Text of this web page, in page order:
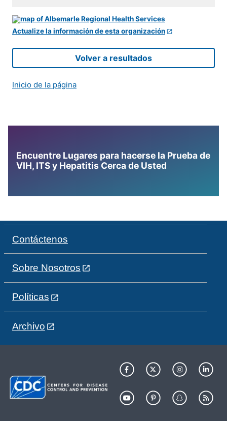
Actualize la información de esta organización
Volver a resultados
Inicio de la página
Encuentre Lugares para hacerse la Prueba de
VIH, ITS y Hepatitis Cerca de Usted
Contáctenos
Sobre Nosotros
Políticas
Archivo